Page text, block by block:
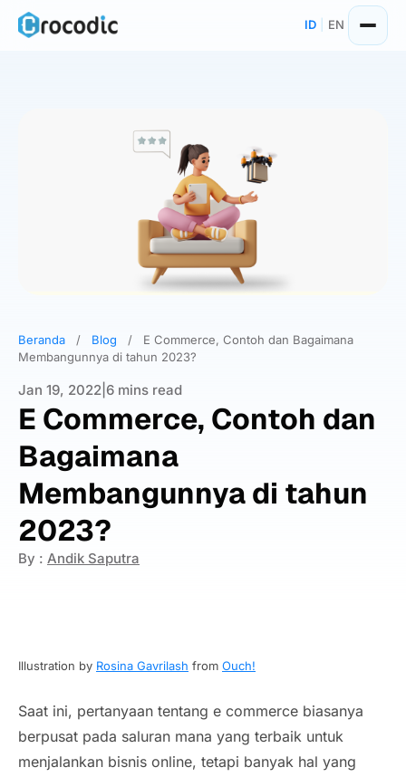
Skip
ID EN
Beranda / Blog /
E Commerce, Contoh dan Bagaimana
Membangunnya di tahun 2023?
Jan 19, 2022 6 mins read
E Commerce, Contoh dan
Bagaimana
Membangunnya di tahun
2023?
By : Andik Saputra
Illustration by Rosina Gavrilash from Ouch!
Saat ini, pertanyaan tentang e commerce biasanya
berpusat pada saluran mana yang terbaik untuk
menjalankan bisnis online, tetapi banyak hal yang